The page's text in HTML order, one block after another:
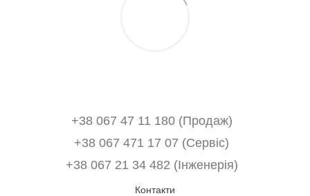
+38 067 47 11 180 (Продаж)
+38 067 471 17 07 (Сервіс)
‎+38 067 21 34 482 (Інженерія)
Контакти